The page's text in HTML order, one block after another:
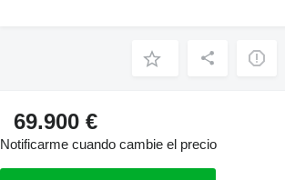
69.900 €
Notificarme cuando cambie el precio